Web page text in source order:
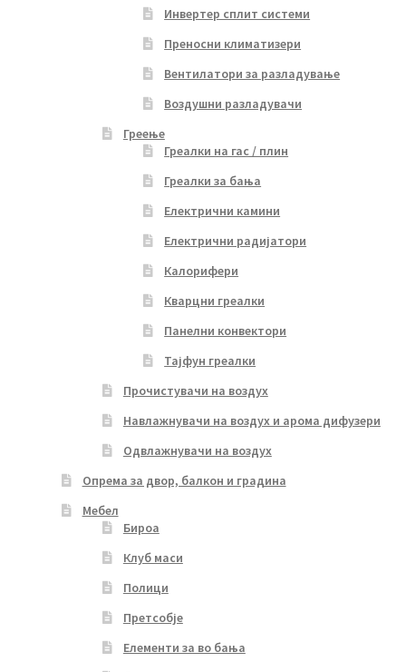
Инвертер сплит системи
Преносни климатизери
Вентилатори за разладување
Воздушни разладувачи
Греење
Греалки на гас / плин
Греалки за бања
Електрични камини
Електрични радијатори
Калорифери
Кварцни греалки
Панелни конвектори
Тајфун греалки
Прочистувачи на воздух
Навлажнувачи на воздух и арома дифузери
Одвлажнувачи на воздух
Опрема за двор, балкон и градина
Мебел
Бироа
Клуб маси
Полици
Претсобје
Елементи за во бања